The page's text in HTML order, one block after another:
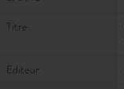
Titre
Editeur